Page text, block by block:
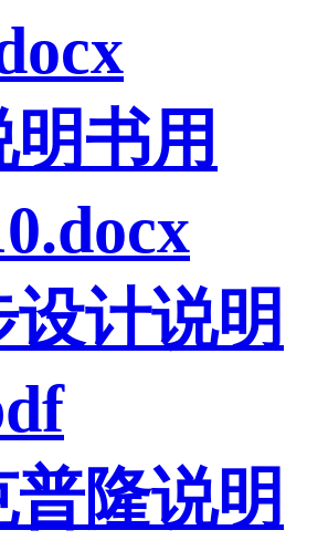
明书用
计说明
隆说明